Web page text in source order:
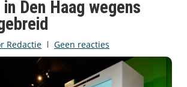
Den Haag wegens
Redactie Geen reacties